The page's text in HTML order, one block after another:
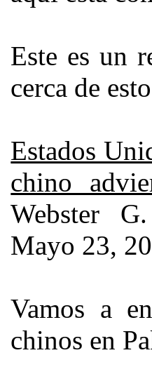
Este es un
cerca de
Estados
chino
Webster
Mayo 23,
Vamos a
chinos en